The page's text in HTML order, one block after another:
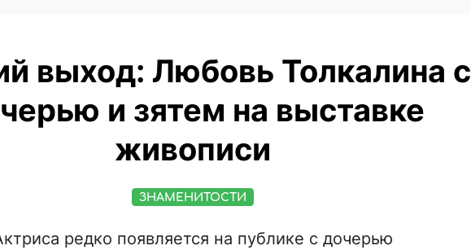
выход: Любовь Толкалина с
и зятем на выставке
живописи
ЗНАМЕНИТОСТИ
редко появляется на публике с дочерью